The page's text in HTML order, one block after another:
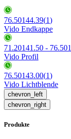
76.50144.39(1)
Vido Endkappe
71.20141.50 -
Vido Profil
76.50143.00(1)
Vido Lichtblende
chevron_left
chevron_right
Produkte